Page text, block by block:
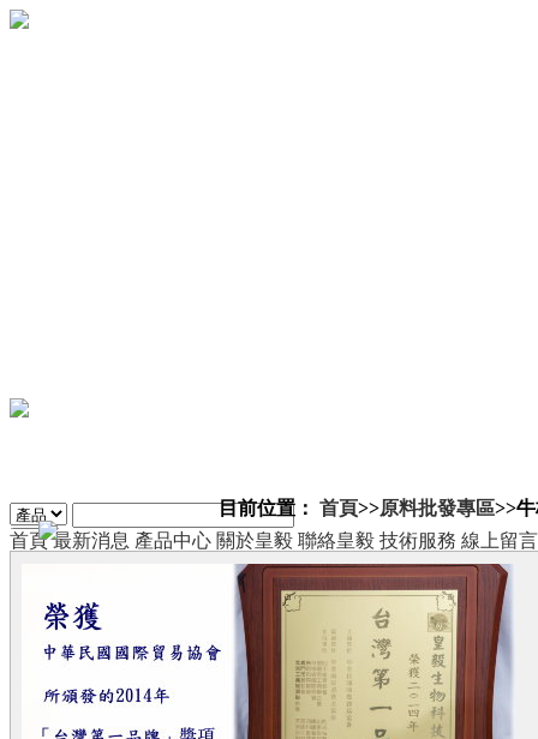
首頁 最新消息 產品中心 關於皇毅 聯絡皇毅 技術服務 線上留言
目前位置： 首頁>>原料批發專區>>
中文名